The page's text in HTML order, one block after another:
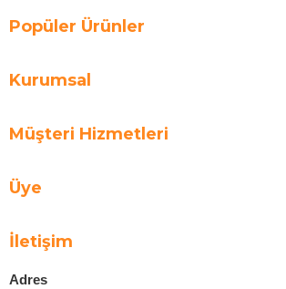
Popüler Ürünler
Kurumsal
Müşteri Hizmetleri
Üye
İletişim
Adres